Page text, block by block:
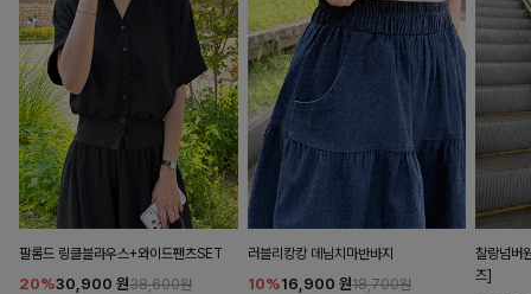
팔롬드 링클블라우스+와이드팬츠SET
20%30,900 원38,600원
러블리캉캉 데님치마반바지
10%16,900 원18,700원
찰랑넘버
즈]